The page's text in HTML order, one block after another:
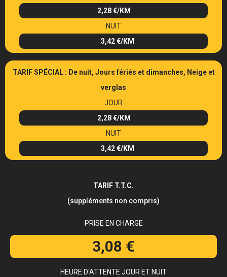
2,28 €/KM
NUIT
3,42 €/KM
TARIF SPÉCIAL : De nuit, Jours fériés et dimanches, Neige et
verglas
JOUR
2,28 €/KM
NUIT
3,42 €/KM
TARIF T.T.C.
(suppléments non compris)
PRISE EN CHARGE
3,08 €
HEURE D'ATTENTE JOUR ET NUIT